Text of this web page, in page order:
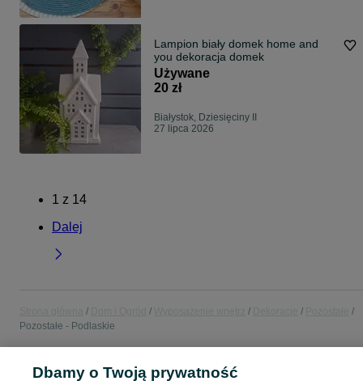
Lampion biały domek home and
you dekoracja domek
Używane
20 zł
Białystok, Dziesięciny II
27 lipca 2026
1 z 14
Dalej
Pozostałe - Podlaskie
POLSKA » PODLASKIE
Dbamy o Twoją prywatność